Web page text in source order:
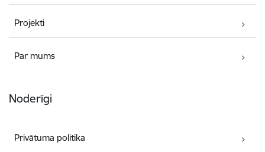
Projekti
Par mums
Noderīgi
Privātuma politika